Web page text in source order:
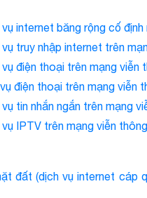
internet băng rộng cố
truy nhập internet trên
điện thoại trên mạng viễn
điện thoại trên mạng viễn
tin nhắn ngắn trên mạng
IPTV trên mạng viễn
đất (dịch vụ internet cáp